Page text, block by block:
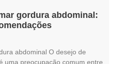
gordura abdominal:
abdominal O desejo de
uma preocupação comum entre